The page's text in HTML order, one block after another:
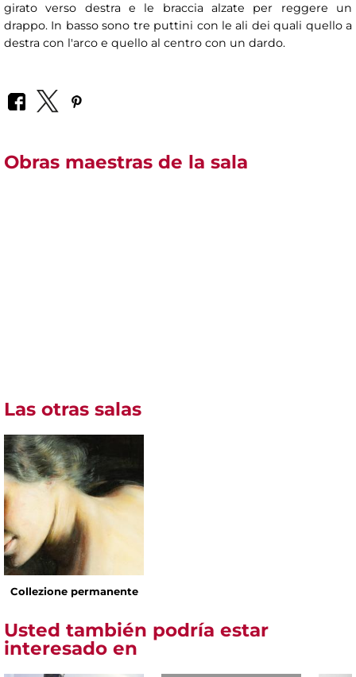
girato verso destra e le braccia alzate per reggere un
drappo. In basso sono tre puttini con le ali dei quali quello a
destra con l'arco e quello al centro con un dardo.
Obras maestras de la sala
Las otras salas
Collezione permanente
Usted también podría estar
interesado en